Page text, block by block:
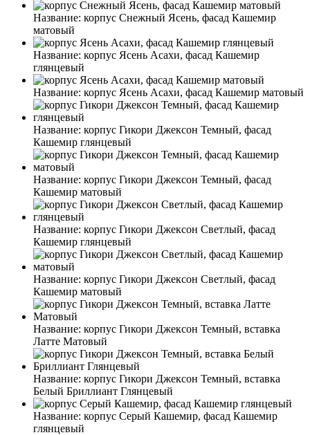
Название: корпус Снежный Ясень, фасад Кашемир
матовый
Название: корпус Ясень Асахи, фасад Кашемир
глянцевый
Название: корпус Ясень Асахи, фасад Кашемир матовый
Название: корпус Гикори Джексон Темный, фасад
Кашемир глянцевый
Название: корпус Гикори Джексон Темный, фасад
Кашемир матовый
Название: корпус Гикори Джексон Светлый, фасад
Кашемир глянцевый
Название: корпус Гикори Джексон Светлый, фасад
Кашемир матовый
Название: корпус Гикори Джексон Темный, вставка
Латте Матовый
Название: корпус Гикори Джексон Темный, вставка
Белый Бриллиант Глянцевый
Название: корпус Серый Кашемир, фасад Кашемир
глянцевый